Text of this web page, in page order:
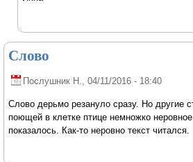
Слово
Послушник Н., 04/11/2016 - 18:40
Слово дерьмо резануло сразу. Но другие
поющей в клетке птице немножко
показалось. Как-то неровно текст читался.